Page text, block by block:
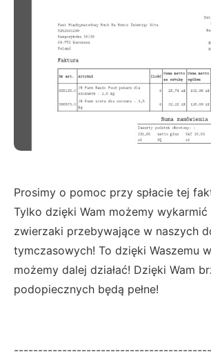
Prosimy o pomoc przy spłacie tej
Tylko dzięki Wam możemy
zwierzaki przebywające w naszych
tymczasowych! To dzięki Waszemu
możemy dalej działać! Dzięki Wam
podopiecznych będą pełne!